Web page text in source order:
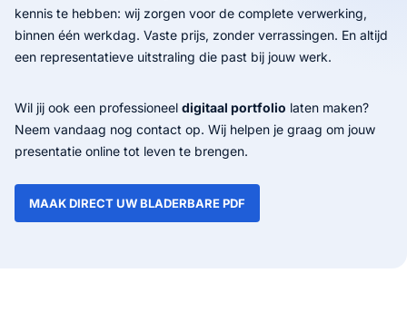
kennis te hebben: wij zorgen voor de complete verwerking,
binnen één werkdag. Vaste prijs, zonder verrassingen. En altijd
een representatieve uitstraling die past bij jouw werk.
Wil jij ook een professioneel digitaal portfolio laten maken?
Neem vandaag nog contact op. Wij helpen je graag om jouw
presentatie online tot leven te brengen.
MAAK DIRECT UW BLADERBARE PDF